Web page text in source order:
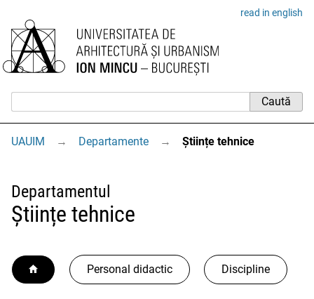
read in english
UAUIM → Departamente → Științe tehnice
Departamentul
Științe tehnice
Personal didactic Discipline